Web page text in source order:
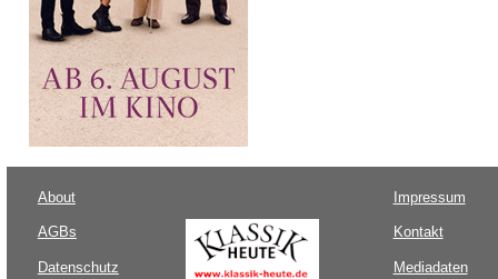
About
AGBs
Datenschutz
Impressum
Kontakt
Mediadaten